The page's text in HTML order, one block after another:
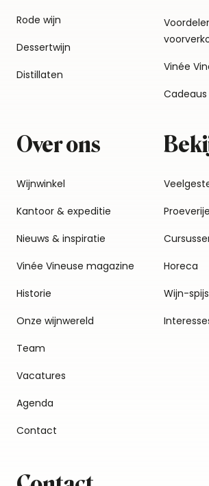
Rode wijn
Dessertwijn
Distillaten
Vinée
Cadeaus
Over ons
Wijnwinkel
Kantoor & expeditie
Nieuws & inspiratie
Vinée Vineuse magazine
Historie
Onze wijnwereld
Team
Vacatures
Agenda
Contact
Horeca
Wijn-